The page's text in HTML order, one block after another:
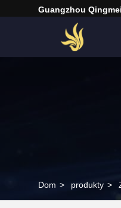
Guangzhou
Dom > produkty >